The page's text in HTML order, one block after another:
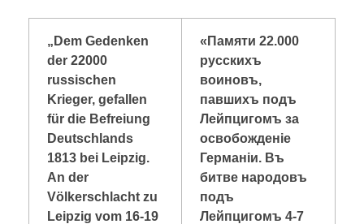
k
„Dem Gedenken
der 22000
russischen
Krieger, gefallen
für die Befreiung
Deutschlands
1813 bei Leipzig.
An der
Völkerschlacht zu
Leipzig vom 16-19
«Памяти 22.000
русскихъ
воиновъ,
павшихъ подъ
Лейпцигомъ за
освобожденiе
Германiи. Въ
битве народовъ
подъ
Лейпцигомъ 4-7